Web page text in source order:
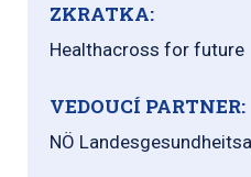
ZKRATKA:
Healthacross for future
VEDOUCÍ PARTNER:
NÖ